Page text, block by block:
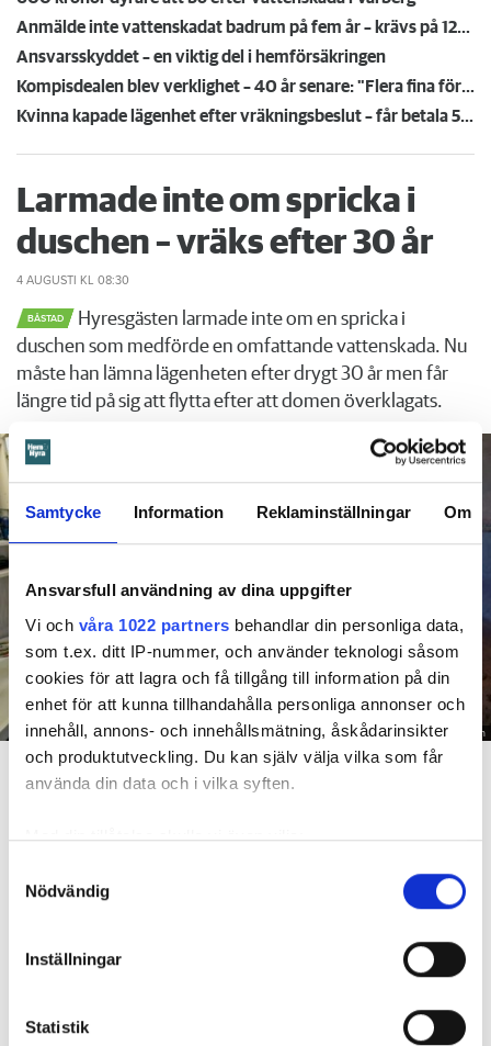
Samtycke Information Reklaminställningar Om
Ansvarsfull användning av dina uppgifter
Vi och våra 1022 partners behandlar din personliga data,
som t.ex. ditt IP-nummer, och använder teknologi såsom
cookies för att lagra och få tillgång till information på din
enhet för att kunna tillhandahålla personliga annonser och
innehåll, annons- och innehållsmätning, åskådarinsikter
och produktutveckling. Du kan själv välja vilka som får
använda din data och i vilka syften.
Med din tillåtelse skulle vi även vilja:
som kan ha en noggrannhet på upp till flera meter
Ta reda på mer om hur dina personliga uppgifter
Du kan ändra eller dra tillbaka ditt samtycke när som
Nödvändig
Inställningar
Statistik
Anmälde inte vattenskadat badrum på fem år – krävs på 125 000 kronor
Ansvarsskyddet – en viktig del i hemförsäkringen
Kompisdealen blev verklighet – 40 år senare: "Flera fina fördelar med att dela bostad"
Kvinna kapade lägenhet efter vräkningsbeslut – får betala 50 000
Larmade inte om spricka i
duschen – vräks efter 30 år
4 AUGUSTI KL 08:30
BÅSTAD
Hyresgästen larmade inte om en spricka i
duschen som medförde en omfattande vattenskada. Nu
måste han lämna lägenheten efter drygt 30 år men får
längre tid på sig att flytta efter att domen överklagats.
Foto: Hyresnämnden
En inspektion visade att vatten under en längre tid läckt in genom sprickor i väggen (de
Hyresgästen har bott i lägenheten i skånska Båstad sedan
1995 men måste nu flytta sedan hans kontrakt prövats både
Det var när hyresvärdens hantverkare skulle byta ett